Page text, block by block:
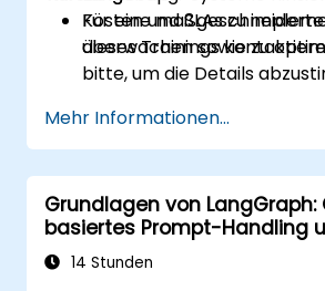
Kosten und SLAs zu
überwachen sowie zu
Für eine
dieses Trainings
bitte, um die Details
Mehr Informationen...
Grundlagen von LangGraph:
basiertes Prompt-Handling
bei LLMs
14 Stunden